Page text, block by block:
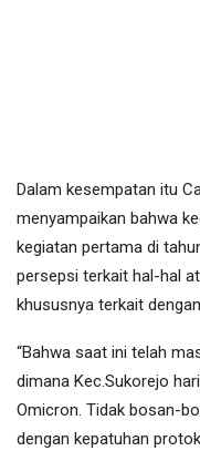
Dalam kesempatan itu
menyampaikan bahwa
kegiatan pertama di
persepsi terkait hal-hal
khususnya terkait
“Bahwa saat ini telah
dimana Kec.Sukorejo
Omicron. Tidak bosan-
dengan kepatuhan